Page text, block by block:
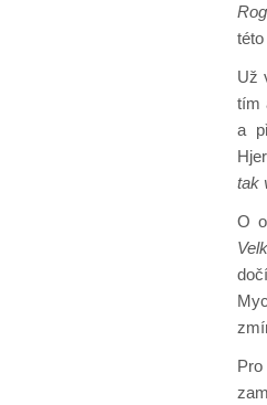
Už
tím
a
tak
O